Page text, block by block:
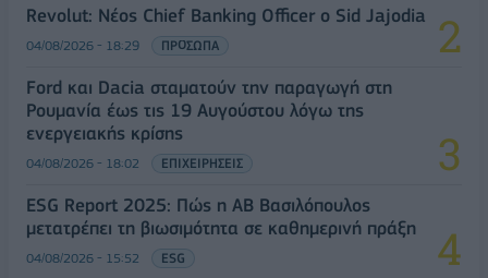
Revolut: Νέος Chief Banking Officer ο Sid Jajodia
04/08/2026 - 18:29 ΠΡΟΣΩΠΑ
Ford και Dacia σταματούν την παραγωγή στη
Ρουμανία έως τις 19 Αυγούστου λόγω της
ενεργειακής κρίσης
04/08/2026 - 18:02 ΕΠΙΧΕΙΡΗΣΕΙΣ
ESG Report 2025: Πώς η ΑΒ Βασιλόπουλος
μετατρέπει τη βιωσιμότητα σε καθημερινή πράξη
04/08/2026 - 15:52 ESG